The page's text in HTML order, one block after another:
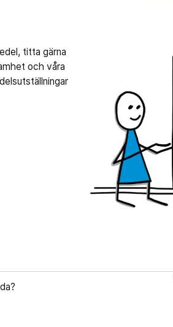
titta gärna
och våra